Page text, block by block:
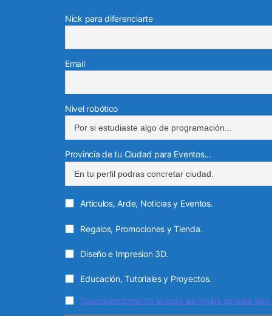
Nick para diferenciarte
Email
Nivel robótico
Provincia de tu Ciudad para Eventos...
Articulos, Arde, Noticias y Eventos.
Regalos, Promociones y Tienda.
Diseño e Impresion 3D.
Educación, Tutoriales y Proyectos.
Suscribiendome Yo acepto las reglas de este sitio.